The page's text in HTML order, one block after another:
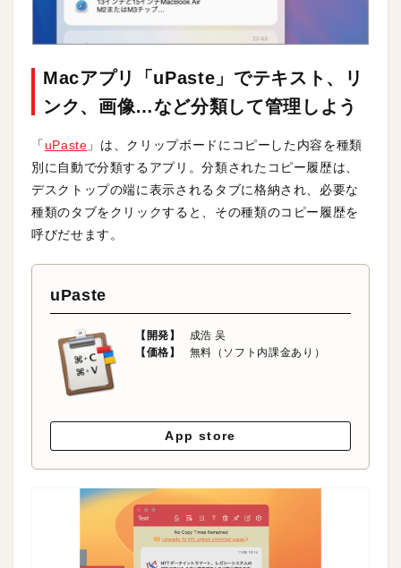
Macアプリ「uPaste」でテキスト、リ
ンク、画像…など分類して管理しよう
「 uPaste 」は、クリップボードにコピーした内容を種類
別に自動で分類するアプリ。分類されたコピー履歴は、
デスクトップの端に表示されるタブに格納され、必要な
種類のタブをクリックすると、その種類のコピー履歴を
呼びだせます。
uPaste
【開発】
成浩 吴
【価格】
無料（ソフト内課金あり）
App store